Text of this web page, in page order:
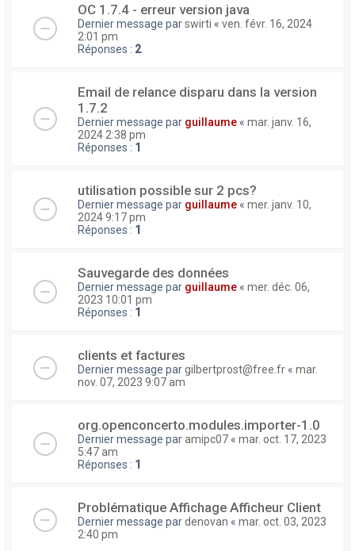
OC 1.7.4 - erreur version java
Dernier message parswirti « ven. févr. 16, 2024
2:01 pm
Réponses : 2
Email de relance disparu dans la version
1.7.2
Dernier message par guillaume « mar. janv. 16,
2024 2:38 pm
Réponses : 1
utilisation possible sur 2 pcs?
Dernier message par guillaume « mer. janv. 10,
2024 9:17 pm
Réponses : 1
Sauvegarde des données
Dernier message par guillaume « mer. déc. 06,
2023 10:01 pm
Réponses : 1
clients et factures
Dernier message pargilbertprost@free.fr « mar.
nov. 07, 2023 9:07 am
org.openconcerto.modules.importer-1.0
Dernier message paramipc07 « mar. oct. 17, 2023
5:47 am
Réponses : 1
Problématique Affichage Afficheur Client
Dernier message pardenovan « mar. oct. 03, 2023
2:40 pm